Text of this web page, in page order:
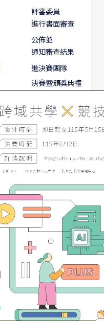
評審委員
進行書面審查
公佈並
通知審查結果
進決賽團隊
決賽暨頒獎典禮